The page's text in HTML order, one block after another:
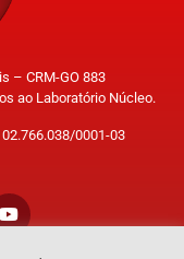
– CRM-GO 883
ao Laboratório Núcleo.
02.766.038/0001-03